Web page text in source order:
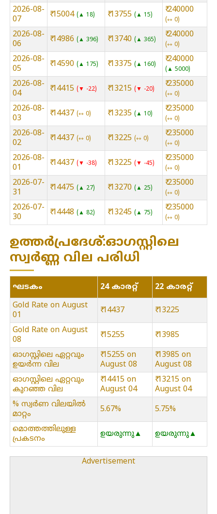
2026-08-
07
₹ 15004 ▲ 18 ₹ 13755 ▲ 15
₹ 240000
⇿ 0
2026-08-
06
₹ 14986 ▲ 396 ₹ 13740 ▲ 365
₹ 240000
⇿ 0
2026-08-
05
₹ 14590 ▲ 175 ₹ 13375 ▲ 160
₹ 240000
▲ 5000
2026-08-
04
₹ 14415 ▼ -22 ₹ 13215 ▼ -20
₹ 235000
⇿ 0
2026-08-
03
₹ 14437 ⇿ 0 ₹ 13235 ▲ 10
₹ 235000
⇿ 0
2026-08-
02
₹ 14437 ⇿ 0 ₹ 13225 ⇿ 0
₹ 235000
⇿ 0
2026-08-
01
₹ 14437 ▼ -38 ₹ 13225 ▼ -45
₹ 235000
⇿ 0
2026-07-
31
₹ 14475 ▲ 27 ₹ 13270 ▲ 25
₹ 235000
⇿ 0
2026-07-
30
₹ 14448 ▲ 82 ₹ 13245 ▲ 75
₹ 235000
⇿ 0
ഉത്തർപ്രദേശ്:ഓഗസ്റ്റിലെ
സ്വർണ്ണ വില പരിധി
ഘടകം 24 കാരറ്റ്
22 കാരറ്റ്
Gold Rate on August
01
₹ 14437 ₹ 13225
Gold Rate on August
08
₹ 15255 ₹ 13985
ഓഗസ്റ്റിലെ ഏറ്റവും
ഉയർന്ന വില
₹ 15255 on
August 08
₹ 13985 on
August 08
ഓഗസ്റ്റിലെ ഏറ്റവും
കുറഞ്ഞ വില
₹ 14415 on
August 04
₹ 13215 on
August 04
% സ്വർണ വിലയിൽ
മാറ്റം
5.67% 5.75%
മൊത്തത്തിലുള്ള
പ്രകടനം
ഉയരുന്നു▲ ഉയരുന്നു▲
Advertisement